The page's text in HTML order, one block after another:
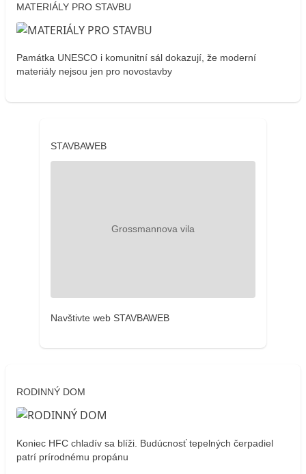
MATERIÁLY PRO STAVBU
Památka UNESCO i komunitní sál dokazují, že moderní
materiály nejsou jen pro novostavby
STAVBAWEB
Navštivte web STAVBAWEB
RODINNÝ DOM
Koniec HFC chladív sa blíži. Budúcnosť tepelných čerpadiel
patrí prírodnému propánu